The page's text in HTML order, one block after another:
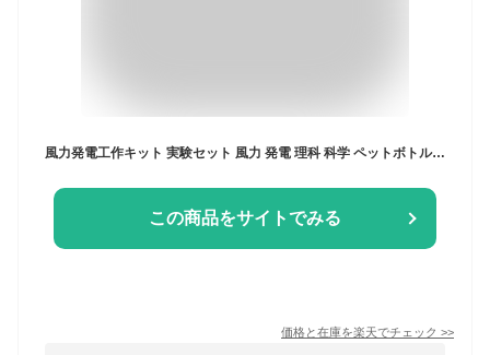
風力発電工作キット 実験セット 風力 発電 理科 科学 ペットボトル 自由研究 観察 小学生 学習 科学実験 セット
この商品をサイトでみる
価格と在庫を楽天でチェック >>